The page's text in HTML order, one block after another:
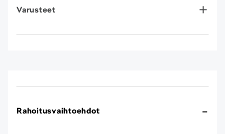
Varusteet
Rahoitusvaihtoehdot